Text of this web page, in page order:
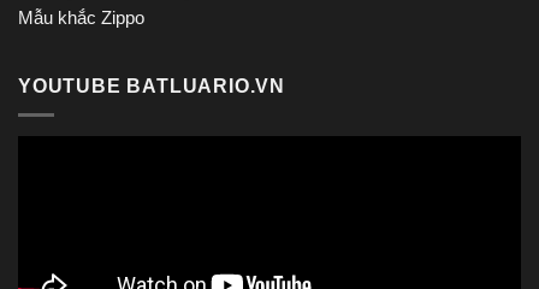
Mẫu khắc Zippo
YOUTUBE BATLUARIO.VN